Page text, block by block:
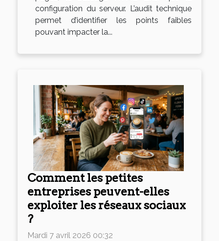
configuration du serveur. L’audit technique
permet d’identifier les points faibles
pouvant impacter la...
Comment les petites
entreprises peuvent-elles
exploiter les réseaux sociaux
?
Mardi 7 avril 2026 00:32